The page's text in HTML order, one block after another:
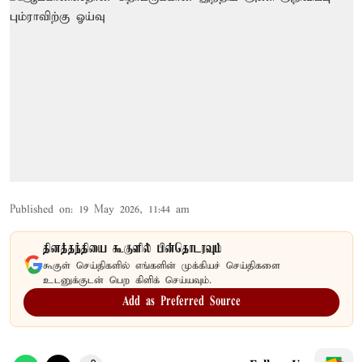
Published on: 19 May 2026, 11:44 am
தினத்தந்தியை கூகுளில் பின்தொடரவும்
கூகுள் செய்திகளில் எங்களின் முக்கியச் செய்திகளை
உடனுக்குடன் பெற கிளிக் செய்யவும்.
Add as Preferred Source